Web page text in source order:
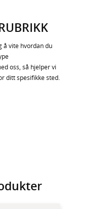
å vite hvordan du
oss, så hjelper vi
ditt spesifikke sted.